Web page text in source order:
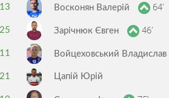
13 Восконян Валерій 64’
25 Зарічнюк Євген 46’
11 Войцеховський Владислав
21 Цапій Юрій